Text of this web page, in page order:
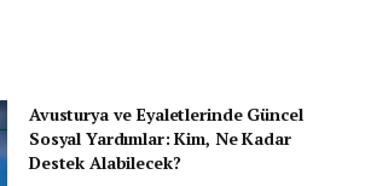
Avusturya ve Eyaletlerinde Güncel
Sosyal Yardımlar: Kim, Ne Kadar
Destek Alabilecek?